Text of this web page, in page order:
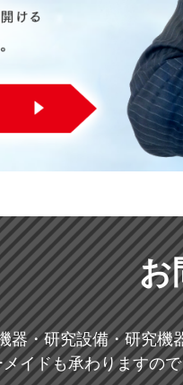
お
器・研究設備・研究
イドも承わりますの